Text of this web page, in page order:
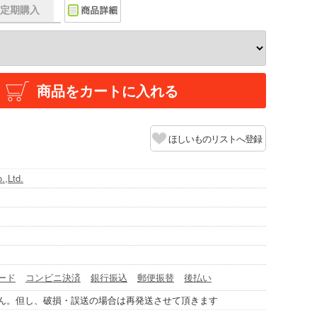
期購入
商品をカートに入れる
ほしいものリストへ登録
ド コンビニ決済 銀行振込 郵便振替
後払い
。但し、破損・誤送の場合は再発送させて頂きます